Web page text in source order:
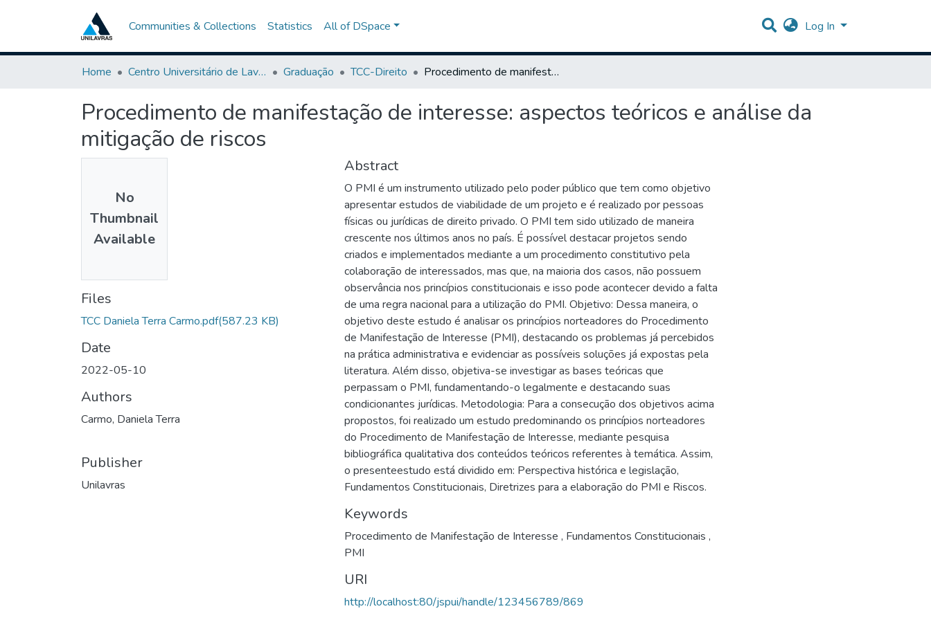
Communities & Collections Statistics All of DSpace Log In
Home Centro Universitário de Lavras-UNILAVRAS Graduação TCC-Direito Procedimento de manifestação de interesse: aspectos teóricos e análise da mitigação de riscos
Procedimento de manifestação de interesse: aspectos teóricos e análise da
mitigação de riscos
No
Thumbnail
Available
Files
TCC Daniela Terra Carmo.pdf(587.23 KB)
Date
2022-05-10
Authors
Carmo, Daniela Terra
Publisher
Unilavras
Abstract
O PMI é um instrumento utilizado pelo poder público que tem como objetivo
apresentar estudos de viabilidade de um projeto e é realizado por pessoas
físicas ou jurídicas de direito privado. O PMI tem sido utilizado de maneira
crescente nos últimos anos no país. É possível destacar projetos sendo
criados e implementados mediante a um procedimento constitutivo pela
colaboração de interessados, mas que, na maioria dos casos, não possuem
observância nos princípios constitucionais e isso pode acontecer devido a falta
de uma regra nacional para a utilização do PMI. Objetivo: Dessa maneira, o
objetivo deste estudo é analisar os princípios norteadores do Procedimento
de Manifestação de Interesse (PMI), destacando os problemas já percebidos
na prática administrativa e evidenciar as possíveis soluções já expostas pela
literatura. Além disso, objetiva-se investigar as bases teóricas que
perpassam o PMI, fundamentando-o legalmente e destacando suas
condicionantes jurídicas. Metodologia: Para a consecução dos objetivos acima
propostos, foi realizado um estudo predominando os princípios norteadores
do Procedimento de Manifestação de Interesse, mediante pesquisa
bibliográfica qualitativa dos conteúdos teóricos referentes à temática. Assim,
o presenteestudo está dividido em: Perspectiva histórica e legislação,
Fundamentos Constitucionais, Diretrizes para a elaboração do PMI e Riscos.
Keywords
Procedimento de Manifestação de Interesse , Fundamentos Constitucionais ,
PMI
URI
http://localhost:80/jspui/handle/123456789/869